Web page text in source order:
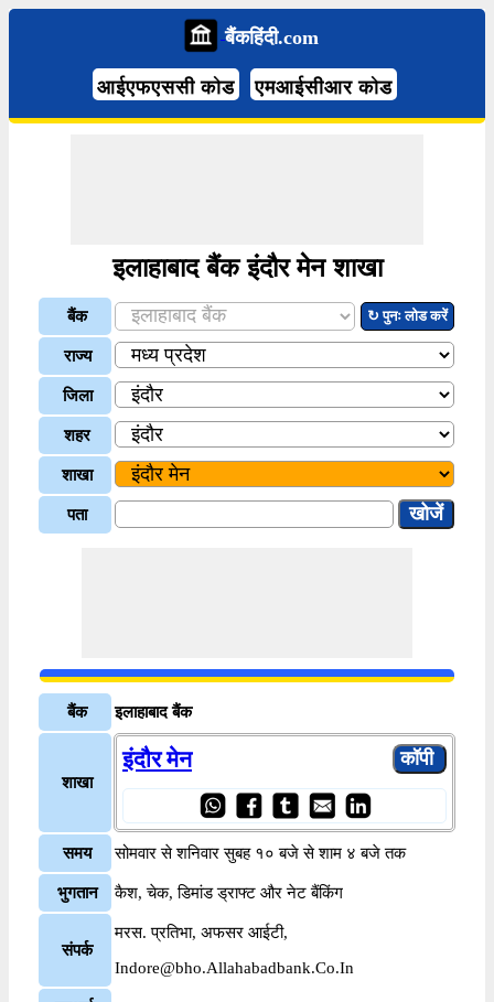
बैंकहिंदी.com
आईएफएससी कोड एमआईसीआर कोड
इलाहाबाद बैंक इंदौर मेन शाखा
बैंक ↻ पुनः लोड करें
राज्य
जिला
शहर
शाखा
पता
बैंक इलाहाबाद बैंक
शाखा
इंदौर मेन
समय सोमवार से शनिवार सुबह १० बजे से शाम ४ बजे तक
भुगतान कैश, चेक, डिमांड ड्राफ्ट और नेट बैंकिंग
संपर्क
मरस. प्रतिभा, अफसर आईटी,
Indore@bho.Allahabadbank.Co.In